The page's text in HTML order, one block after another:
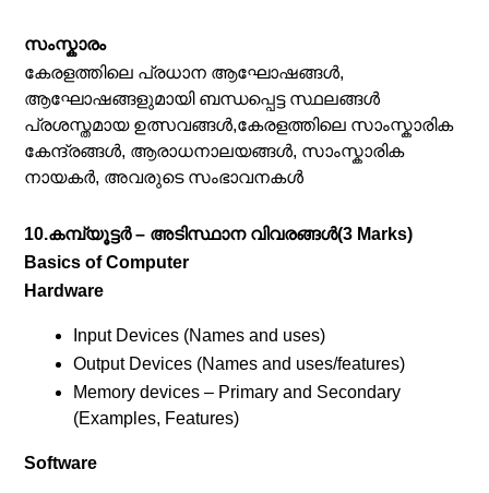
സംസ്കാരം
കേരളത്തിലെ പ്രധാന ആഘോഷങ്ങൾ,
ആഘോഷങ്ങളുമായി ബന്ധപ്പെട്ട സ്ഥലങ്ങൾ
പ്രശസ്തമായ ഉത്സവങ്ങൾ,കേരളത്തിലെ സാംസ്കാരിക
കേന്ദ്രങ്ങൾ, ആരാധനാലയങ്ങൾ, സാംസ്കാരിക
നായകർ, അവരുടെ സംഭാവനകൾ
10.കമ്പ്യൂട്ടർ – അടിസ്ഥാന വിവരങ്ങൾ(3 Marks)
Basics of Computer
Hardware
Input Devices (Names and uses)
Output Devices (Names and uses/features)
Memory devices – Primary and Secondary
(Examples, Features)
Software